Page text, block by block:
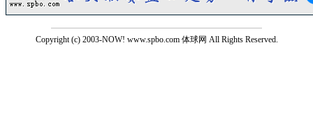
Copyright (c) 2003-NOW! www.spbo.com 体球网 All Rights Reserved.